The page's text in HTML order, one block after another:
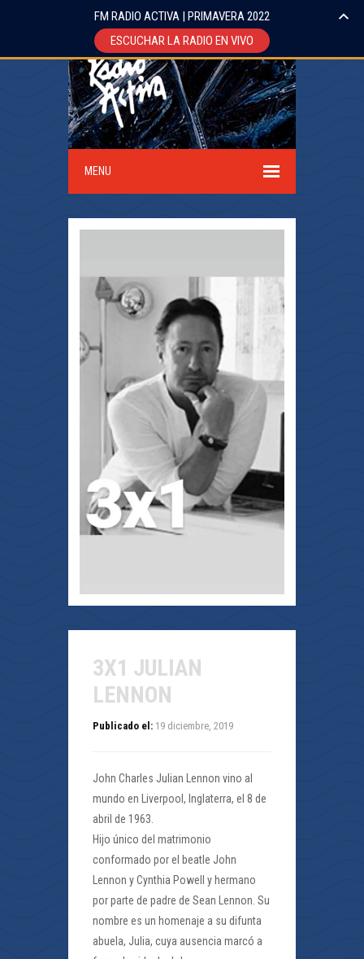
MENU
3X1 JULIAN
LENNON
Publicado el: 19 diciembre, 2019
John Charles Julian Lennon vino al
mundo en Liverpool, Inglaterra, el 8 de
abril de 1963.
Hijo único del matrimonio
conformado por el beatle John
Lennon y Cynthia Powell y hermano
por parte de padre de Sean Lennon. Su
nombre es un homenaje a su difunta
abuela, Julia, cuya ausencia marcó a
FM RADIO ACTIVA | PRIMAVERA 2022
ESCUCHAR LA RADIO EN VIVO